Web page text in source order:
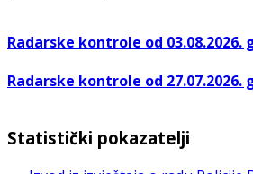
Radarske kontrole od 03.08.2026.
Radarske kontrole od 27.07.2026.
Statistički pokazatelji